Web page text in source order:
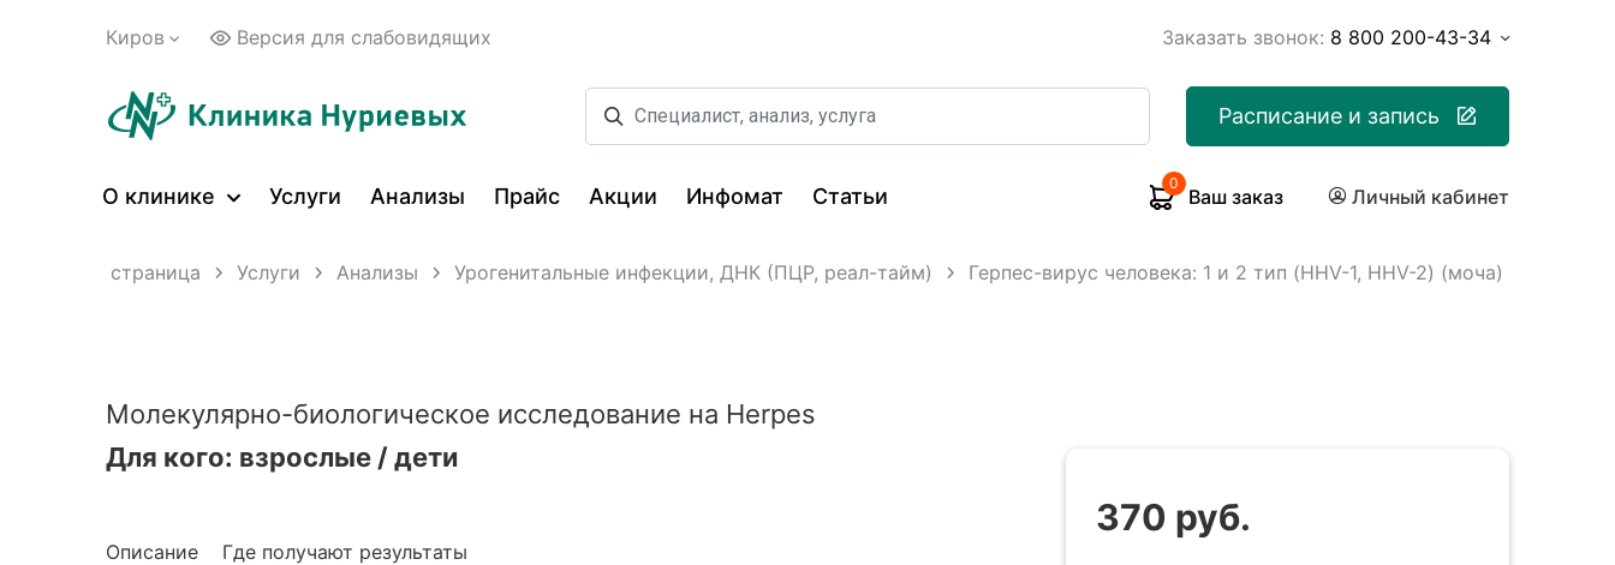
Киров Версия для слабовидящих Заказать звонок: 8 800 200-43-34
Расписание и запись
О клинике Услуги Анализы Прайс Акции Инфомат Статьи
0
Ваш заказ Личный кабинет
Главная страница Услуги Анализы Урогенитальные инфекции, ДНК (ПЦР, реал-тайм) Герпес-вирус человека: 1 и 2 тип (HHV-1, HHV-2) (моча)
Молекулярно-биологическое исследование на Herpes
Для кого: взрослые / дети
Описание Где получают результаты
370 руб.